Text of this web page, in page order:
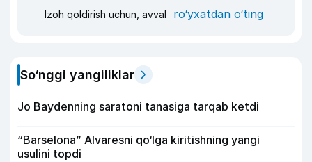
Izoh qoldirish uchun, avval ro‘yxatdan o‘ting
So‘nggi yangiliklar
Jo Baydenning saratoni tanasiga tarqab ketdi
“Barselona” Alvaresni qo‘lga kiritishning yangi
usulini topdi